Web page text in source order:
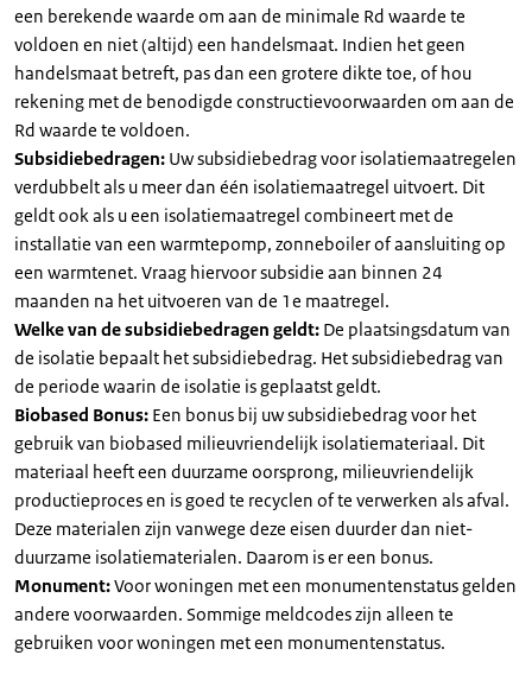
een berekende waarde om aan de minimale Rd waarde te
voldoen en niet (altijd) een handelsmaat. Indien het geen
handelsmaat betreft, pas dan een grotere dikte toe, of hou
rekening met de benodigde constructievoorwaarden om aan de
Rd waarde te voldoen.
Subsidiebedragen: Uw subsidiebedrag voor isolatiemaatregelen
verdubbelt als u meer dan één isolatiemaatregel uitvoert. Dit
geldt ook als u een isolatiemaatregel combineert met de
installatie van een warmtepomp, zonneboiler of aansluiting op
een warmtenet. Vraag hiervoor subsidie aan binnen 24
maanden na het uitvoeren van de 1e maatregel.
Welke van de subsidiebedragen geldt: De plaatsingsdatum van
de isolatie bepaalt het subsidiebedrag. Het subsidiebedrag van
de periode waarin de isolatie is geplaatst geldt.
Biobased Bonus: Een bonus bij uw subsidiebedrag voor het
gebruik van biobased milieuvriendelijk isolatiemateriaal. Dit
materiaal heeft een duurzame oorsprong, milieuvriendelijk
productieproces en is goed te recyclen of te verwerken als afval.
Deze materialen zijn vanwege deze eisen duurder dan niet-
duurzame isolatiematerialen. Daarom is er een bonus.
Monument:Voor woningen met een monumentenstatus gelden
andere voorwaarden. Sommige meldcodes zijn alleen te
gebruiken voor woningen met een monumentenstatus.